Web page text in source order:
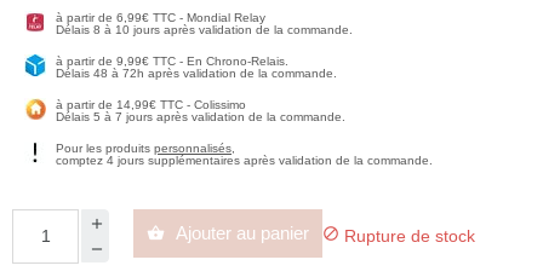
à partir de 6,99€ TTC - Mondial Relay
Délais 8 à 10 jours après validation de la commande.
à partir de 9,99€ TTC - En Chrono-Relais.
Délais 48 à 72h après validation de la commande.
à partir de 14,99€ TTC - Colissimo
Délais 5 à 7 jours après validation de la commande.
Pour les produits personnalisés
comptez 4 jours supplémentaires après validation de la commande.
 Ajouter au panier  Rupture de stock